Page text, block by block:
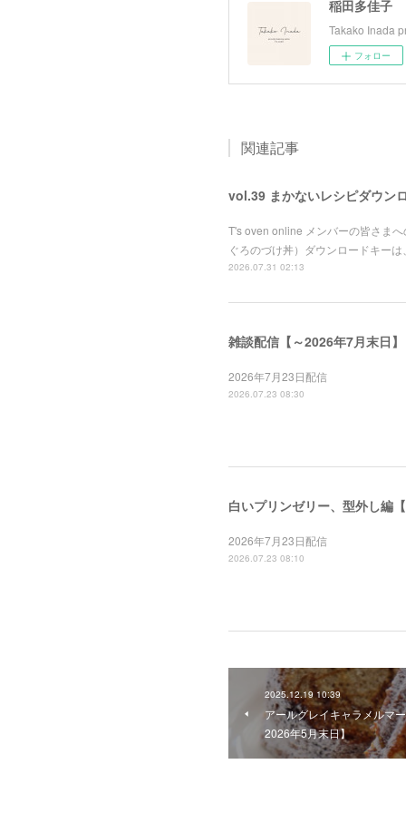
稲田多佳子
Takako Inada
フォロー
関連記事
vol.39 まかないレシピダウン
T's oven online メンバーの皆さま
ぐろのづけ丼）ダウンロードキー
2026.07.31 02:13
雑談配信【～2026年7月末日】
2026年7月23日配信
2026.07.23 08:30
白いプリンゼリー、型外し編
2026年7月23日配信
2026.07.23 08:10
2025.12.19 10:39
アールグレイキャラメルマ
2026年5月末日】